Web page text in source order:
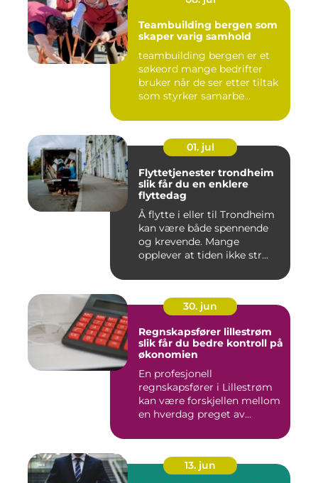
Teambuilding bergen som
skaper varig samhold
teambuilding bergen er et
søkeord mange bedrifter
bruker når de ser etter tiltak
som styrker samarbe...
01. jul
Flyttetjenester trondheim
slik får du en enklere
flyttedag
Å flytte i eller til Trondheim
kan være både spennende
og krevende. Mange
opplever at tiden ikke str...
30. jun
Regnskapsfører lillestrøm
slik får du bedre kontroll på
økonomien
En profesjonell
regnskapsfører i Lillestrøm
kan være forskjellen mellom
en hverdag preget av
13. jun